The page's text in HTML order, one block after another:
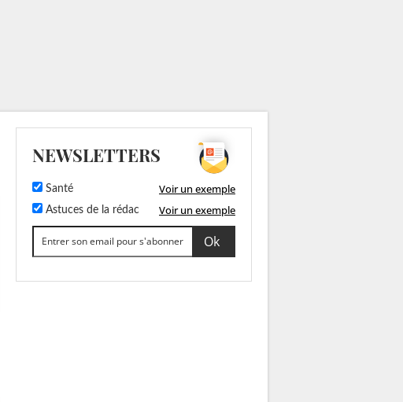
NEWSLETTERS
Santé Voir un exemple
Astuces de la rédac Voir un exemple